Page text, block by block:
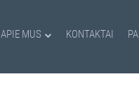
APIE MUS KONTAKTAI